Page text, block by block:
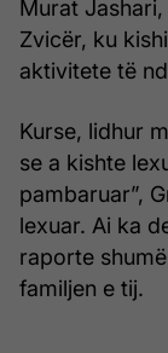
Murat
Zvicër, ku
aktivitete të
Kurse, lidhur
se a kishte
pambaruar”,
lexuar. Ai ka
raporte
familjen e tij.